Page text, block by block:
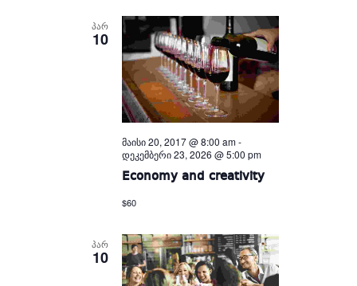
ᲞᲐᲠ
10
მაისი 20, 2017 @ 8:00 am-
დეკემბერი 23, 2026 @ 5:00 pm
Economy and creativity
$60
ᲞᲐᲠ
10